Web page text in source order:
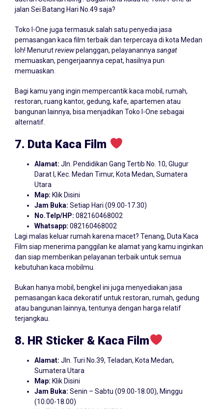
jalan Sei Batang Hari No.49 saja?
Toko I-One juga termasuk salah satu penyedia jasa
pemasangan kaca film terbaik dan terpercaya di kota Medan
loh! Menurutreviewpelanggan, pelayanannya sangat
memuaskan, pengerjaannya cepat, hasilnya pun
memuaskan.
Bagi kamu yang ingin mempercantik kaca mobil, rumah,
restoran, ruang kantor, gedung, kafe, apartemen atau
bangunan lainnya, bisa menjadikan Toko I-One sebagai
alternatif.
7. Duta Kaca Film
Alamat: Jln. Pendidikan Gang Tertib No. 10, Glugur
Darat I, Kec. Medan Timur, Kota Medan, Sumatera
Utara
Map: Klik Disini
Jam Buka: Setiap Hari (09.00-17.30)
No.Telp/HP: 082160468002
Whatsapp: 082160468002
Lagi malas keluar rumah karena macet? Tenang, Duta Kaca
Film siap menerima panggilan ke alamat yang kamu inginkan
dan siap memberikan pelayanan terbaik untuk semua
kebutuhan kaca mobilmu.
Bukan hanya mobil, bengkel ini juga menyediakan jasa
pemasangan kaca dekoratif untuk restoran, rumah, gedung
atau bangunan lainnya, tentunya dengan harga relatif
terjangkau.
8. HR Sticker & Kaca Film
Alamat: Jln. Turi No.39, Teladan, Kota Medan,
Sumatera Utara
Map: Klik Disini
Jam Buka: Senin – Sabtu (09.00-18.00), Minggu
(10.00-18.00)